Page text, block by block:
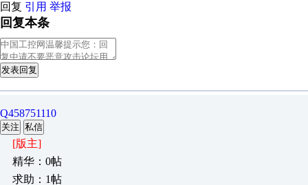
回复 引用 举报
回复本条
发表回复
Q458751110
关注 私信
[版主]
精华：0帖
求助：1帖